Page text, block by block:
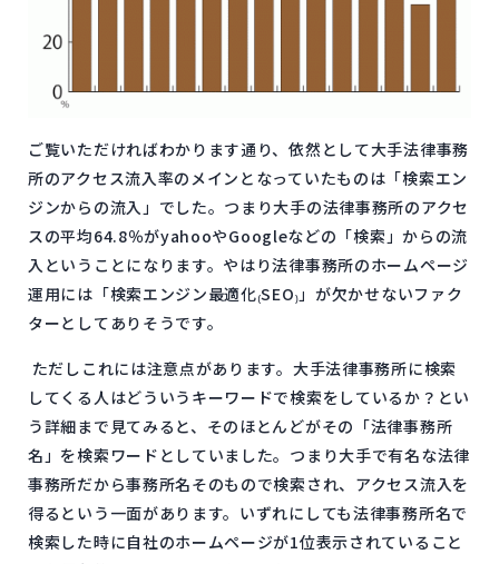
ご覧いただければわかります通り、依然として大手法律事務
所のアクセス流入率のメインとなっていたものは「検索エン
ジンからの流入」でした。つまり大手の法律事務所のアクセ
スの平均64.8％がyahooやGoogleなどの「検索」からの流
入ということになります。やはり法律事務所のホームページ
運用には「検索エンジン最適化₍SEO₎」が欠かせないファク
ターとしてありそうです。
ただしこれには注意点があります。大手法律事務所に検索
してくる人はどういうキーワードで検索をしているか？とい
う詳細まで見てみると、そのほとんどがその「法律事務所
名」を検索ワードとしていました。つまり大手で有名な法律
事務所だから事務所名そのもので検索され、アクセス流入を
得るという一面があります。いずれにしても法律事務所名で
検索した時に自社のホームページが1位表示されていること